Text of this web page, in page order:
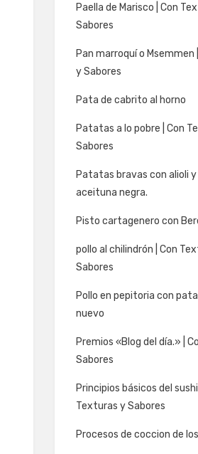
Paella de Marisco | Con
Sabores
Pan marroquí o Msemmen
y Sabores
Pata de cabrito al horno
Patatas a lo pobre | Con
Sabores
Patatas bravas con alioli y
aceituna negra.
Pisto cartagenero con
pollo al chilindrón | Con
Sabores
Pollo en pepitoria con
nuevo
Premios «Blog del día.» |
Sabores
Principios básicos del
Texturas y Sabores
Procesos de coccion de